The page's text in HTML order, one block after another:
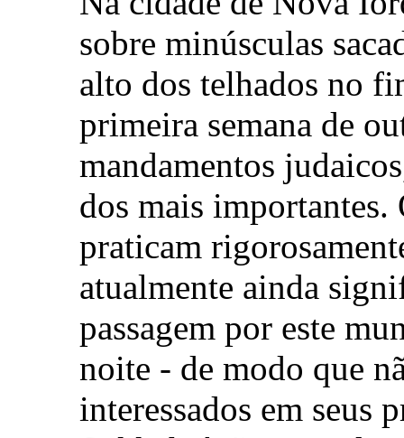
sobre minúsculas
alto dos telhados no
primeira semana de
mandamentos
dos mais
praticam
atualmente ainda
passagem por este
noite - de modo que
interessados em seus